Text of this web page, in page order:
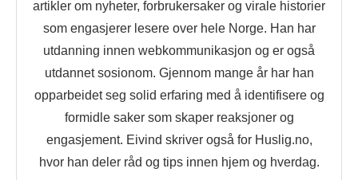
artikler om nyheter, forbrukersaker og virale historier
som engasjerer lesere over hele Norge. Han har
utdanning innen webkommunikasjon og er også
utdannet sosionom. Gjennom mange år har han
opparbeidet seg solid erfaring med å identifisere og
formidle saker som skaper reaksjoner og
engasjement. Eivind skriver også for Huslig.no,
hvor han deler råd og tips innen hjem og hverdag.